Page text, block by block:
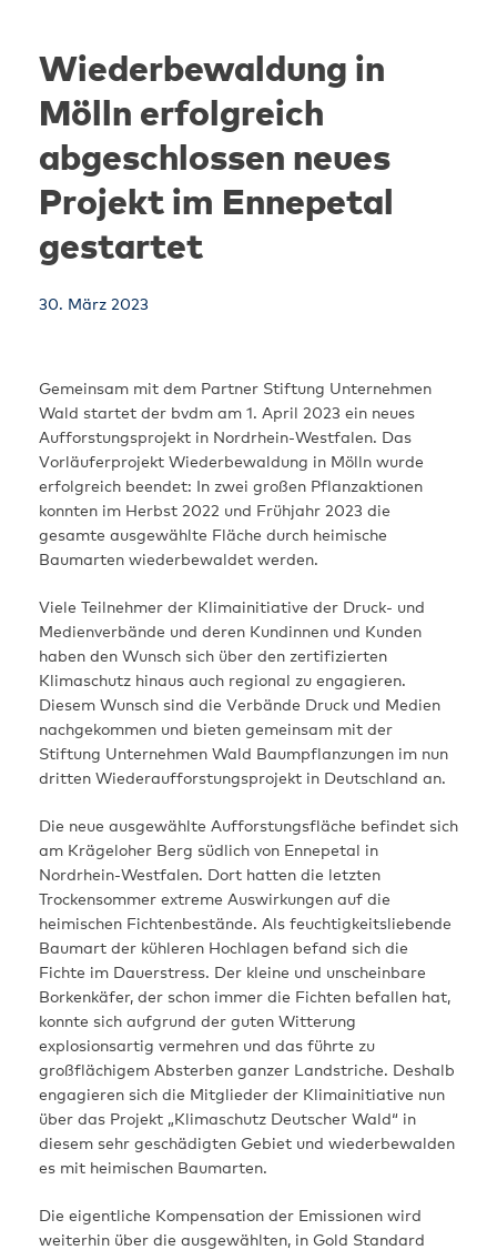
contentWiederbewaldung in
Mölln erfolgreich
abgeschlossen neues
Projekt im Ennepetal
gestartet
30. März 2023
Gemeinsam mit dem Partner Stiftung Unternehmen
Wald startet der bvdm am 1. April 2023 ein neues
Aufforstungsprojekt in Nordrhein-Westfalen. Das
Vorläuferprojekt Wiederbewaldung in Mölln wurde
erfolgreich beendet: In zwei großen Pflanzaktionen
konnten im Herbst 2022 und Frühjahr 2023 die
gesamte ausgewählte Fläche durch heimische
Baumarten wiederbewaldet werden.
Viele Teilnehmer der Klimainitiative der Druck- und
Medienverbände und deren Kundinnen und Kunden
haben den Wunsch sich über den zertifizierten
Klimaschutz hinaus auch regional zu engagieren.
Diesem Wunsch sind die Verbände Druck und Medien
nachgekommen und bieten gemeinsam mit der
Stiftung Unternehmen Wald Baumpflanzungen im nun
dritten Wiederaufforstungsprojekt in Deutschland an.
Die neue ausgewählte Aufforstungsfläche befindet sich
am Krägeloher Berg südlich von Ennepetal in
Nordrhein-Westfalen. Dort hatten die letzten
Trockensommer extreme Auswirkungen auf die
heimischen Fichtenbestände. Als feuchtigkeitsliebende
Baumart der kühleren Hochlagen befand sich die
Fichte im Dauerstress. Der kleine und unscheinbare
Borkenkäfer, der schon immer die Fichten befallen hat,
konnte sich aufgrund der guten Witterung
explosionsartig vermehren und das führte zu
großflächigem Absterben ganzer Landstriche. Deshalb
engagieren sich die Mitglieder der Klimainitiative nun
über das Projekt „Klimaschutz Deutscher Wald“ in
diesem sehr geschädigten Gebiet und wiederbewalden
es mit heimischen Baumarten.
Die eigentliche Kompensation der Emissionen wird
weiterhin über die ausgewählten, in Gold Standard